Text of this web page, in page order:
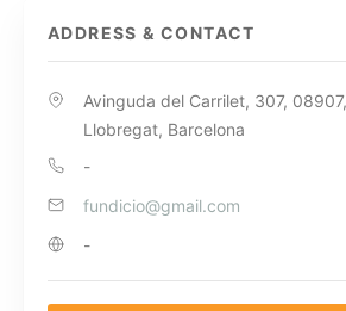
ADDRESS & CONTACT
Avinguda del Carrilet, 307,
Llobregat, Barcelona
-
fundicio@gmail.com
-